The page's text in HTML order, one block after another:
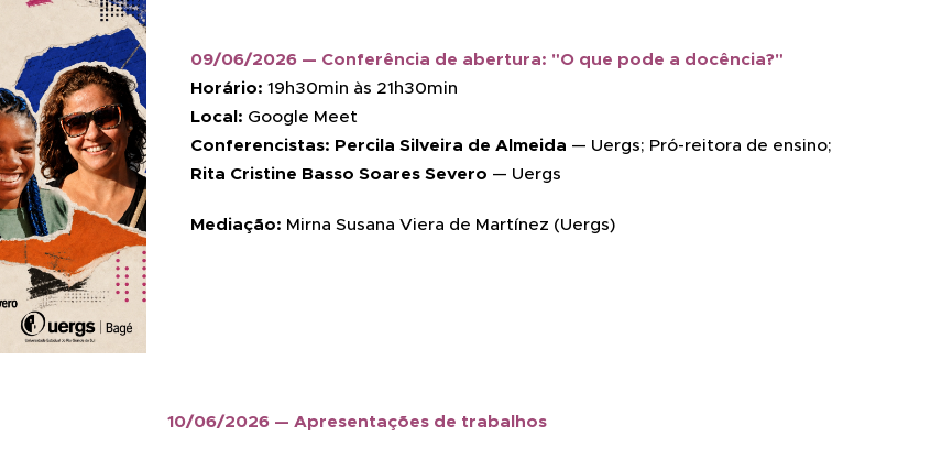
09/06/2026 — Conferência de abertura: "O que pode a docência?"
Horário: 19h30min às 21h30min
Local: Google Meet
Conferencistas: Percila Silveira de Almeida — Uergs; Pró-reitora de ensino;
Rita Cristine Basso Soares Severo — Uergs
Mediação: Mirna Susana Viera de Martínez (Uergs)
10/06/2026 — Apresentações de trabalhos